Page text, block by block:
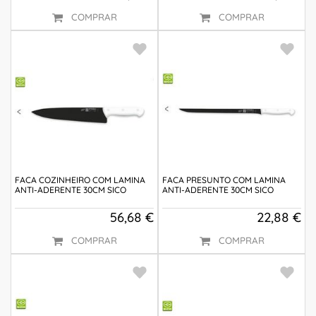
COMPRAR COMPRAR
FACA COZINHEIRO COM LAMINA
ANTI-ADERENTE 30CM SICO
56,68 €
COMPRAR
FACA PRESUNTO COM LAMINA
ANTI-ADERENTE 30CM SICO
22,88 €
COMPRAR